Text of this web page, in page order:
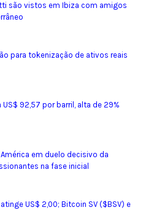
são vistos em Ibiza com amigos
para tokenização de ativos reais
92,57 por barril, alta de 29%
em duelo decisivo da
na fase inicial
US$ 2,00; Bitcoin SV ($BSV) e